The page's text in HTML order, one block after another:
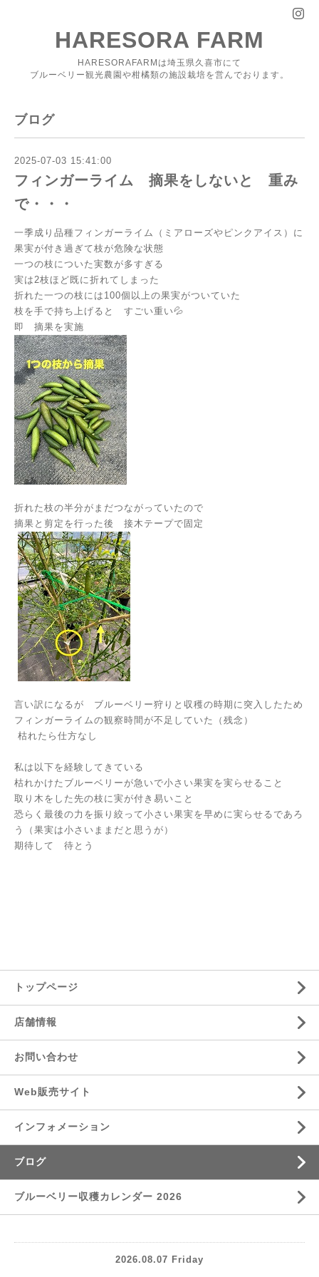
HARESORA FARM
HARESORAFARMは埼玉県久喜市にて
ブルーベリー観光農園や柑橘類の施設栽培を営んでおります。
ブログ
2025-07-03 15:41:00
フィンガーライム 摘果をしないと 重み
で・・・
一季成り品種フィンガーライム（ミアローズやピンクアイス）に
果実が付き過ぎて枝が危険な状態
一つの枝についた実数が多すぎる
実は2枝ほど既に折れてしまった
折れた一つの枝には100個以上の果実がついていた
枝を手で持ち上げると すごい重い💦
即 摘果を実施
折れた枝の半分がまだつながっていたので
摘果と剪定を行った後 接木テープで固定
言い訳になるが ブルーベリー狩りと収穫の時期に突入したため
フィンガーライムの観察時間が不足していた（残念）
枯れたら仕方なし
私は以下を経験してきている
枯れかけたブルーベリーが急いで小さい果実を実らせること
取り木をした先の枝に実が付き易いこと
恐らく最後の力を振り絞って小さい果実を早めに実らせるであろ
う（果実は小さいままだと思うが）
期待して 待とう
トップページ
店舗情報
お問い合わせ
Web販売サイト
インフォメーション
ブログ
ブルーベリー収穫カレンダー 2026
2026.08.07 Friday